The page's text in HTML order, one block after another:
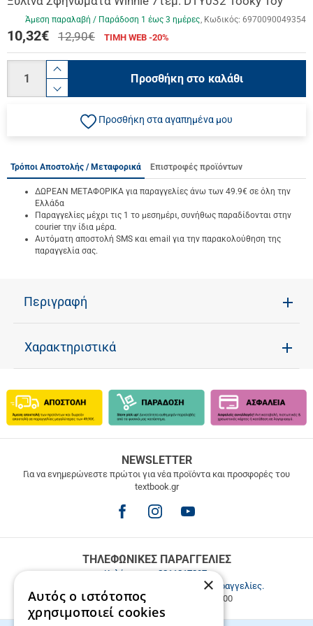
Άμεση παραλαβή / Παράδoση 1 έως 3 ημέρες Κωδικός: 6970090049354
10,32€ 12,90€ ΤΙΜΗ WEB -20%
product.increase.quantity
product.decrease.quantity
Προσθήκη στο καλάθι
Προσθήκη στα αγαπημένα μου
Τρόποι Αποστολής / Μεταφορικά Επιστροφές προϊόντων
ΔΩΡΕΑΝ ΜΕΤΑΦΟΡΙΚΑ για παραγγελίες άνω των 49.9€ σε όλη την
Ελλάδα
Παραγγελίες μέχρι τις 1 το μεσημέρι, συνήθως παραδίδονται στην
courier την ίδια μέρα.
Αυτόματη αποστολή SMS και email για την παρακολούθηση της
παραγγελία σας.
Περιγραφή
Χαρακτηριστικά
ΜΕΤΑΦΟΡΙΚΑ
άνω
NEWSLETTER
Για να ενημερώνεστε πρώτοι για νέα προϊόντα και προσφορές του
textbook.gr
ΤΗΛΕΦΩΝΙΚΕΣ ΠΑΡΑΓΓΕΛΙΕΣ
Καλέστε μας2811217297.
Εξυπηρέτηση πελατών & τηλεφωνικές παραγγελίες.
Δευ. - Παρ. 9:00-17:00, Σάβ. 9:00-15:00
×
Αυτός ο ιστότοπος
χρησιμοποιεί cookies